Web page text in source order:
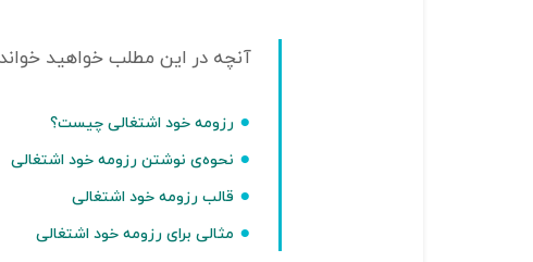
رزومه خود اشتغالی چیست؟
نحوه‌ی نوشتن رزومه خود اشتغالی
قالب رزومه خود اشتغالی
مثالی برای رزومه خود اشتغالی